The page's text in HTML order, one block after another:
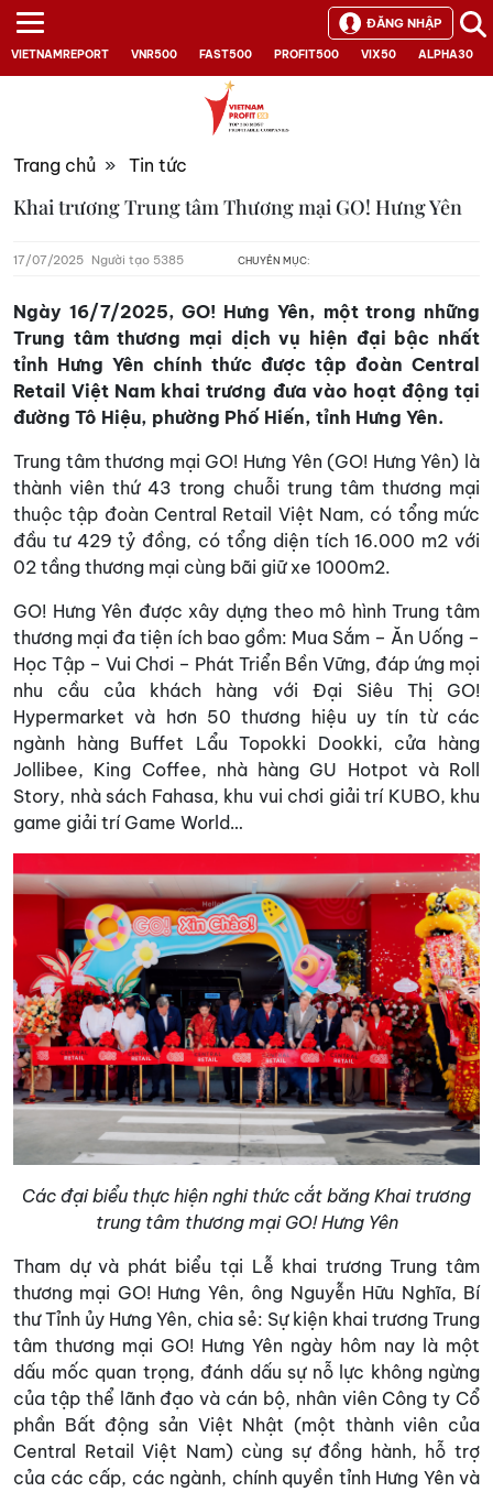
VIETNAMREPORT VNR500 FAST500 PROFIT500 VIX50 ALPHA30
ĐĂNG NHẬP
Trang chủ » Tin tức
Khai trương Trung tâm Thương mại GO! Hưng Yên
17/07/2025 Người tạo 5385 CHUYÊN MỤC:
Ngày 16/7/2025, GO! Hưng Yên, một trong những
Trung tâm thương mại dịch vụ hiện đại bậc nhất
tỉnh Hưng Yên chính thức được tập đoàn Central
Retail Việt Nam khai trương đưa vào hoạt động tại
đường Tô Hiệu, phường Phố Hiến, tỉnh Hưng Yên.
Trung tâm thương mại GO! Hưng Yên (GO! Hưng Yên) là
thành viên thứ 43 trong chuỗi trung tâm thương mại
thuộc tập đoàn Central Retail Việt Nam, có tổng mức
đầu tư 429 tỷ đồng, có tổng diện tích 16.000 m2 với
02 tầng thương mại cùng bãi giữ xe 1000m2.
GO! Hưng Yên được xây dựng theo mô hình Trung tâm
thương mại đa tiện ích bao gồm: Mua Sắm – Ăn Uống –
Học Tập – Vui Chơi – Phát Triển Bền Vững, đáp ứng mọi
nhu cầu của khách hàng với Đại Siêu Thị GO!
Hypermarket và hơn 50 thương hiệu uy tín từ các
ngành hàng Buffet Lẩu Topokki Dookki, cửa hàng
Jollibee, King Coffee, nhà hàng GU Hotpot và Roll
Story, nhà sách Fahasa, khu vui chơi giải trí KUBO, khu
game giải trí Game World…
Các đại biểu thực hiện nghi thức cắt băng Khai trương
trung tâm thương mại GO! Hưng Yên
Tham dự và phát biểu tại Lễ khai trương Trung tâm
thương mại GO! Hưng Yên, ông Nguyễn Hữu Nghĩa, Bí
thư Tỉnh ủy Hưng Yên, chia sẻ: Sự kiện khai trương Trung
tâm thương mại GO! Hưng Yên ngày hôm nay là một
dấu mốc quan trọng, đánh dấu sự nỗ lực không ngừng
của tập thể lãnh đạo và cán bộ, nhân viên Công ty Cổ
phần Bất động sản Việt Nhật (một thành viên của
Central Retail Việt Nam) cùng sự đồng hành, hỗ trợ
của các cấp, các ngành, chính quyền tỉnh Hưng Yên và